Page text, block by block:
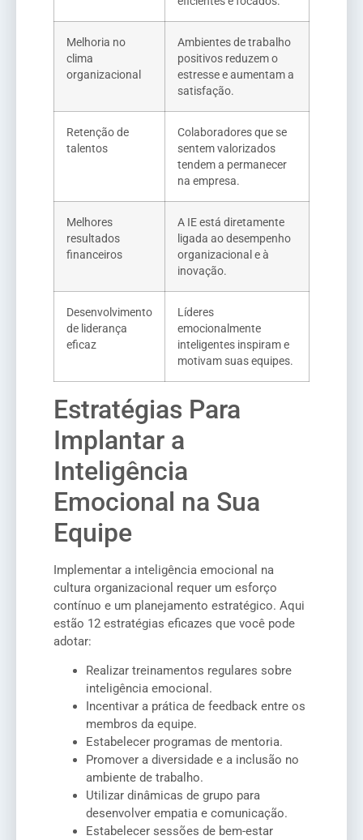
Melhoria no
clima
organizacional
Ambientes de trabalho
positivos reduzem o
estresse e aumentam a
satisfação.
Retenção de
talentos
Colaboradores que se
sentem valorizados
tendem a permanecer
na empresa.
Melhores
resultados
financeiros
A IE está diretamente
ligada ao desempenho
organizacional e à
inovação.
Desenvolvimento
de liderança
eficaz
Líderes
emocionalmente
inteligentes inspiram e
motivam suas equipes.
Estratégias Para
Implantar a
Inteligência
Emocional na Sua
Equipe
Implementar a inteligência emocional na
cultura organizacional requer um esforço
contínuo e um planejamento estratégico. Aqui
estão 12 estratégias eficazes que você pode
adotar:
Realizar treinamentos regulares sobre
inteligência emocional.
Incentivar a prática de feedback entre os
membros da equipe.
Estabelecer programas de mentoria.
Promover a diversidade e a inclusão no
ambiente de trabalho.
Utilizar dinâmicas de grupo para
desenvolver empatia e comunicação.
Estabelecer sessões de bem-estar